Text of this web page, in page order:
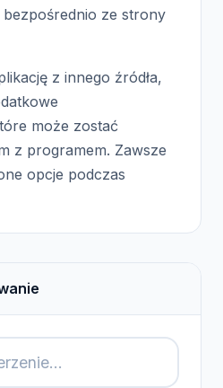
ze strony
z innego źródła,
może zostać
z programem. Zawsze
opcje podczas